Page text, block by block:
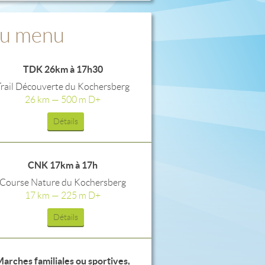
menu
TDK 26km à 17h30
Découverte du Kochersberg
26 km — 500 m D+
Détails
CNK 17km à 17h
Course Nature du Kochersberg
17 km — 225 m D+
Détails
familiales ou sportives,